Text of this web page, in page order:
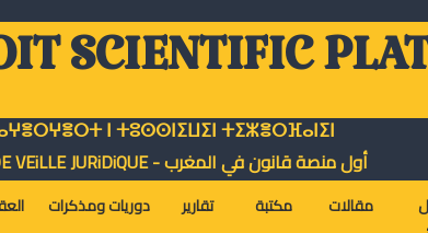
SCIENTIFIC
ⵏ ⵜⵓⵙⵙⵏⵉⵡⵉⵏ ⵜⵉⵣⴻⵔⴼⴰⵏⵉⵏ
أول منصة قانون في المغرب - SiTE DE VEiLLE JURiDiQUE
دوريات ومذكرات تقارير مكتبة مقالات